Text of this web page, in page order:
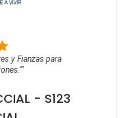
y Fianzas para
""
- S123